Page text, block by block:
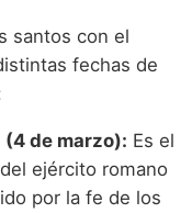
santos con el
fechas de
(4 de marzo): Es el
ejército romano
por la fe de los